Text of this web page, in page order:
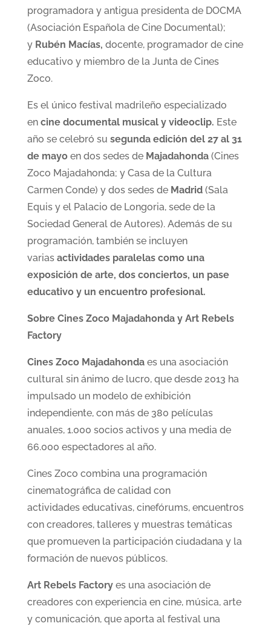
programadora y antigua presidenta de DOCMA
(Asociación Española de Cine Documental);
y Rubén Macías, docente, programador de cine
educativo y miembro de la Junta de Cines
Zoco.
Es el único festival madrileño especializado
en cine documental musical y videoclip. Este
año se celebró su segunda edición del 27 al 31
de mayo en dos sedes de Majadahonda (Cines
Zoco Majadahonda; y Casa de la Cultura
Carmen Conde) y dos sedes de Madrid(Sala
Equis y el Palacio de Longoria, sede de la
Sociedad General de Autores). Además de su
programación, también se incluyen
varias actividades paralelas como una
exposición de arte, dos conciertos, un pase
educativo y un encuentro profesional.
Sobre Cines Zoco Majadahonda y Art Rebels
Factory
Cines Zoco Majadahondaes una asociación
cultural sin ánimo de lucro, que desde 2013 ha
impulsado un modelo de exhibición
independiente, con más de 380 películas
anuales, 1.000 socios activos y una media de
66.000 espectadores al año.
Cines Zoco combina una programación
cinematográfica de calidad con
actividades educativas, cinefórums, encuentros
con creadores, talleres y muestras temáticas
que promueven la participación ciudadana y la
formación de nuevos públicos.
Art Rebels Factoryes una asociación de
creadores con experiencia en cine, música, arte
y comunicación, que aporta al festival una